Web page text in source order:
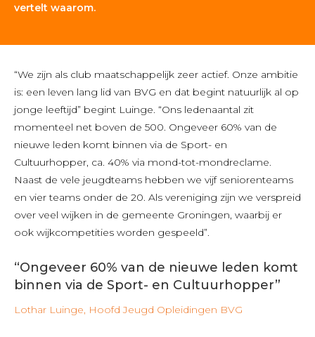
vertelt waarom.
“We zijn als club maatschappelijk zeer actief. Onze ambitie
is: een leven lang lid van BVG en dat begint natuurlijk al op
jonge leeftijd” begint Luinge. “Ons ledenaantal zit
momenteel net boven de 500. Ongeveer 60% van de
nieuwe leden komt binnen via de Sport- en
Cultuurhopper, ca. 40% via mond-tot-mondreclame.
Naast de vele jeugdteams hebben we vijf seniorenteams
en vier teams onder de 20. Als vereniging zijn we verspreid
over veel wijken in de gemeente Groningen, waarbij er
ook wijkcompetities worden gespeeld”.
“Ongeveer 60% van de nieuwe leden komt
binnen via de Sport- en Cultuurhopper”
Lothar Luinge, Hoofd Jeugd Opleidingen BVG